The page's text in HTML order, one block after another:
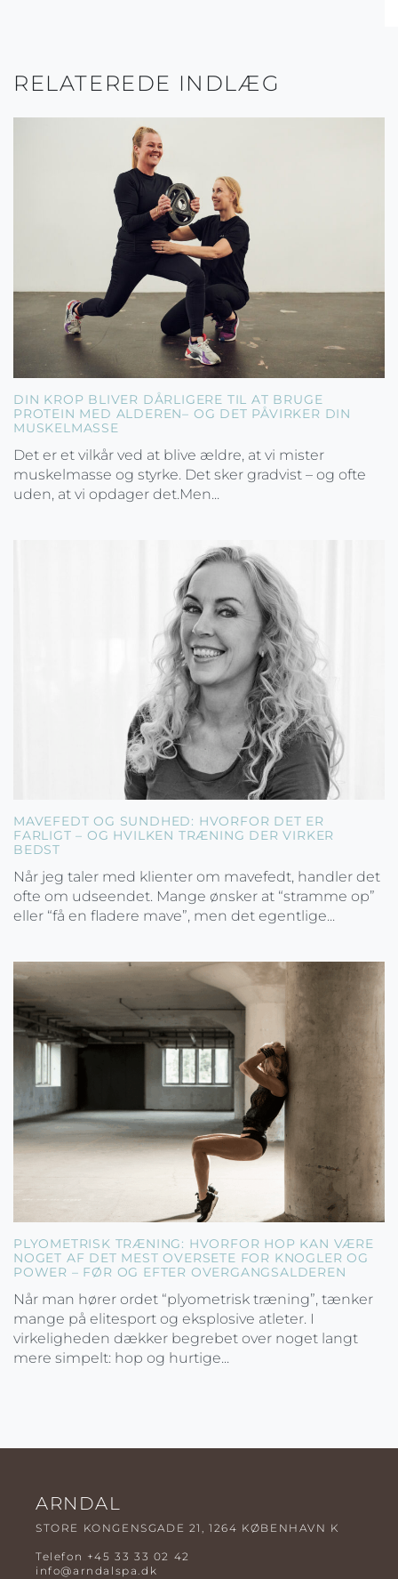
RELATEREDE INDLÆG
DIN KROP BLIVER DÅRLIGERE TIL AT BRUGE
PROTEIN MED ALDEREN– OG DET PÅVIRKER DIN
MUSKELMASSE
Det er et vilkår ved at blive ældre, at vi mister
muskelmasse og styrke. Det sker gradvist – og ofte
uden, at vi opdager det.Men...
MAVEFEDT OG SUNDHED: HVORFOR DET ER
FARLIGT – OG HVILKEN TRÆNING DER VIRKER
BEDST
Når jeg taler med klienter om mavefedt, handler det
ofte om udseendet. Mange ønsker at “stramme op”
eller “få en fladere mave”, men det egentlige...
PLYOMETRISK TRÆNING: HVORFOR HOP KAN VÆRE
NOGET AF DET MEST OVERSETE FOR KNOGLER OG
POWER – FØR OG EFTER OVERGANGSALDEREN
Når man hører ordet “plyometrisk træning”, tænker
mange på elitesport og eksplosive atleter. I
virkeligheden dækker begrebet over noget langt
mere simpelt: hop og hurtige...
ARNDAL
STORE KONGENSGADE 21, 1264 KØBENHAVN K
Telefon +45 33 33 02 42
info@arndalspa.dk